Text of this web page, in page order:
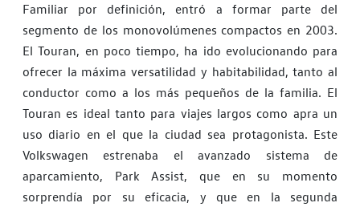
Familiar por definición, entró a formar parte del
segmento de los monovolúmenes compactos en 2003.
El Touran, en poco tiempo, ha ido evolucionando para
ofrecer la máxima versatilidad y habitabilidad, tanto al
conductor como a los más pequeños de la familia. El
Touran es ideal tanto para viajes largos como apra un
uso diario en el que la ciudad sea protagonista. Este
Volkswagen estrenaba el avanzado sistema de
aparcamiento, Park Assist, que en su momento
sorprendía por su eficacia, y que en la segunda